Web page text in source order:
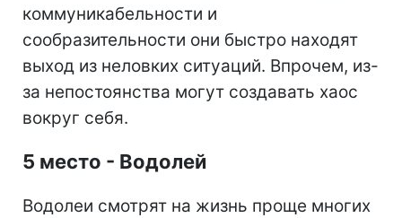
коммуникабельности и
сообразительности они быстро находят
выход из неловких ситуаций. Впрочем, из-
за непостоянства могут создавать хаос
вокруг себя.
5 место - Водолей
Водолеи смотрят на жизнь проще многих